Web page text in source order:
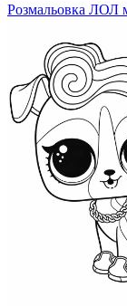
Розмальовка ЛОЛ